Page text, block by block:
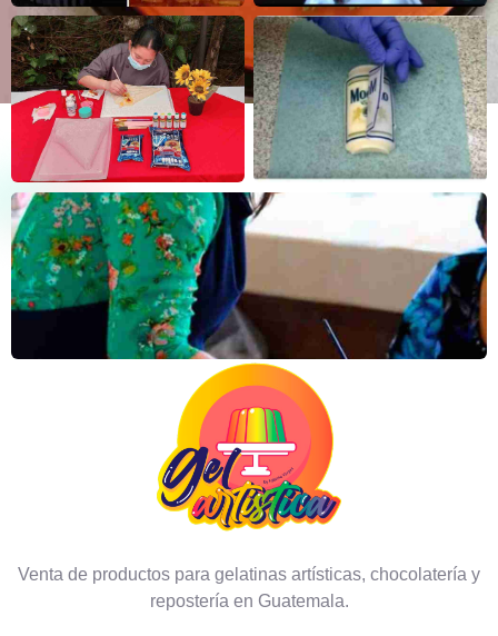
Venta de productos para gelatinas artísticas, chocolatería y
repostería en Guatemala.